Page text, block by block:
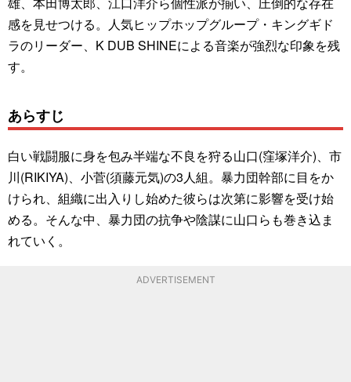
感を見せつける。人気ヒップホップグループ・キングギド
ラのリーダー、K DUB SHINEによる音楽が強烈な印象を残
す。
あらすじ
白い戦闘服に身を包み半端な不良を狩る山口(窪塚洋介)、市
川(RIKIYA)、小菅(須藤元気)の3人組。暴力団幹部に目をか
けられ、組織に出入りし始めた彼らは次第に影響を受け始
める。そんな中、暴力団の抗争や陰謀に山口らも巻き込ま
れていく。
ADVERTISEMENT